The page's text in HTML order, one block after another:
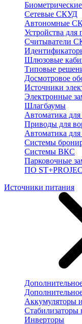
Сетевые СКУД
Автономные
Устройства для
Считыватели
Шлюзовые
Типовые
Досмотровое
Источники
Электронные
Шлагбаумы
Автоматика для
Приводы для
Автоматика
Системы
Системы ВКС
Парковочные
ПО
Источники питания
Аккумуляторы
Стабилизаторы
Инверторы